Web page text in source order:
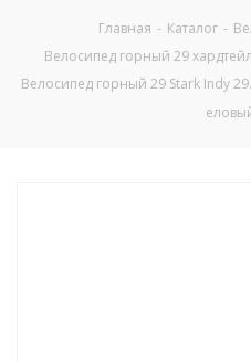
Главная - Каталог -
Велосипед горный 29
Велосипед горный 29 Stark Indy